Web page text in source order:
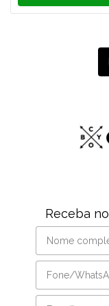
Receba